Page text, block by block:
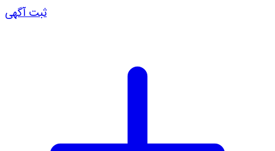
ثبت آگهی